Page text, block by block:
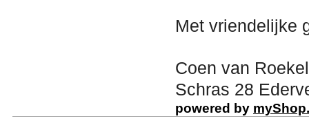
Met vriendelijke
Coen van Roekel
Schras 28
powered by